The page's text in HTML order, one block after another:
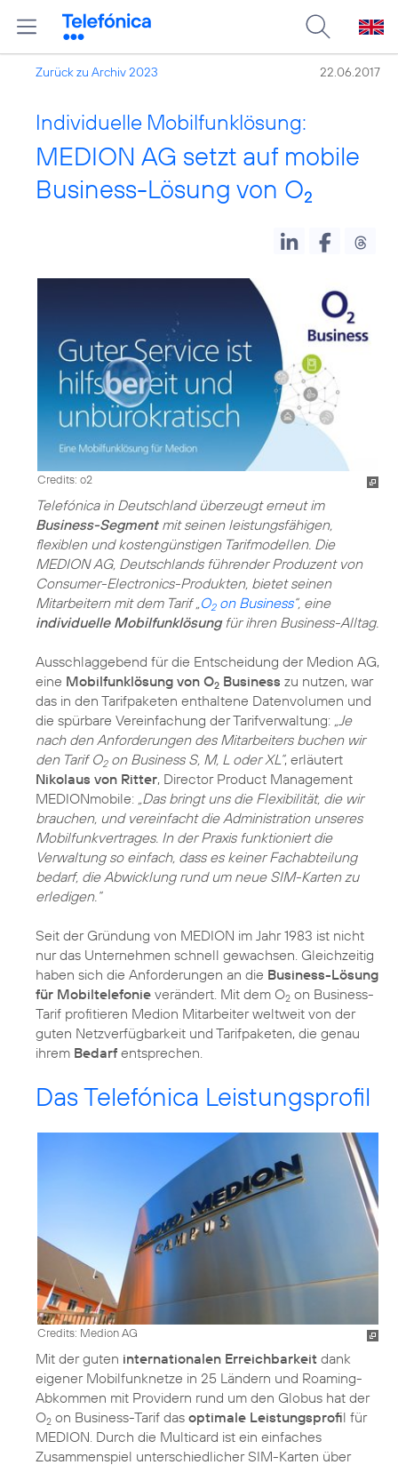
Zurück zu Archiv 2023 22.06.2017
Individuelle Mobilfunklösung:
MEDION AG setzt auf mobile
Business-Lösung von O2
Credits: o2
Telefónica in Deutschland überzeugt erneut im
Business-Segmentmit seinen leistungsfähigen,
flexiblen und kostengünstigen Tarifmodellen. Die
MEDION AG, Deutschlands führender Produzent von
Consumer-Electronics-Produkten, bietet seinen
Mitarbeitern mit dem Tarif „ O2on Business“, eine
individuelle Mobilfunklösung für ihren Business-Alltag.
Ausschlaggebend für die Entscheidung der Medion AG,
eine Mobilfunklösung von O2 Business zu nutzen, war
das in den Tarifpaketen enthaltene Datenvolumen und
die spürbare Vereinfachung der Tarifverwaltung:
„Je
nach den Anforderungen des Mitarbeiters buchen wir
den Tarif O2on Business S, M, L oder XL“, erläutert
Nikolaus von Ritter, Director Product Management
MEDIONmobile: „Das bringt uns die Flexibilität, die wir
brauchen, und vereinfacht die Administration unseres
Mobilfunkvertrages. In der Praxis funktioniert die
Verwaltung so einfach, dass es keiner Fachabteilung
bedarf, die Abwicklung rund um neue SIM-Karten zu
erledigen.“
Seit der Gründung von MEDION im Jahr 1983 ist nicht
nur das Unternehmen schnell gewachsen. Gleichzeitig
haben sich die Anforderungen an die Business-Lösung
für Mobiltelefonie verändert. Mit dem O2 on Business-
Tarif profitieren Medion Mitarbeiter weltweit von der
guten Netzverfügbarkeit und Tarifpaketen, die genau
ihrem Bedarf entsprechen.
Das Telefónica Leistungsprofil
Credits: Medion AG
Mit der guten internationalen Erreichbarkeit dank
eigener Mobilfunknetze in 25 Ländern und Roaming-
Abkommen mit Providern rund um den Globus hat der
O2 on Business-Tarif das optimale Leistungsprofil für
MEDION. Durch die Multicard ist ein einfaches
Zusammenspiel unterschiedlicher SIM-Karten über